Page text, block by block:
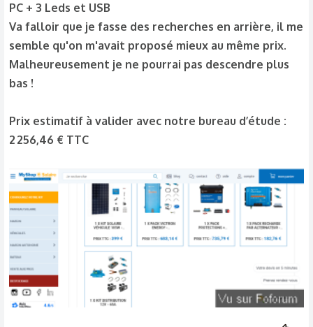
www.myshop-solaire.com
Pack Victron Energy - Convertisseur-chargeur
12V/230V Multiplus 500VA/20-16 et câblages​
Pack Victron Energy - Convertisseur-chargeur 12V/230V Multiplus 500VA/20-16 et câblages
Découvrez le dernier-né des convertisseur-
www.myshop-solaire.com
Pack Protections + Batterie solaire 100Ah PRO
Lithium 12V - Ultimatron​
735,79 € TTC
Pack Protections + Batterie solaire 100Ah PRO Lithium 12V - Ultimatron
PC + 3 Leds et USB
Va falloir que je fasse des recherches en arrière, il me
semble qu'on m'avait proposé mieux au même prix.
Malheureusement je ne pourrai pas descendre plus
bas !
Prix estimatif à valider avec notre bureau d’étude :
2 256,46 € TTC